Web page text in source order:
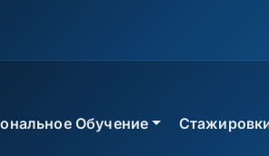
Обучение